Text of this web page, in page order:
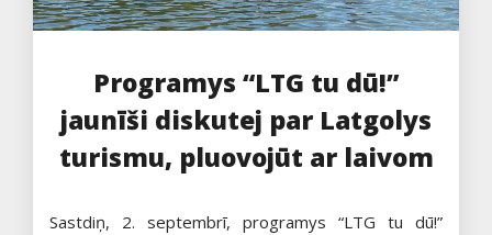
Programys “LTG tu dū!”
jaunīši diskutej par Latgolys
turismu, pluovojūt ar laivom
Sastdiņ, 2. septembrī, programys “LTG tu dū!”